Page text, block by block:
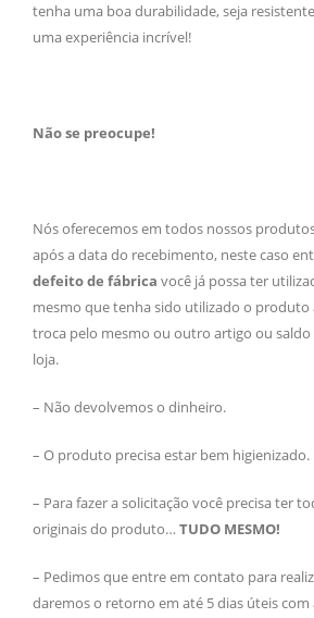
tenha uma boa durabilidade, seja
uma experiência incrível!
Não se preocupe!
Nós oferecemos em todos nossos
após a data do recebimento, neste caso
defeito de fábrica você já possa ter
mesmo que tenha sido utilizado o produto
troca pelo mesmo ou outro artigo ou
loja.
– Não devolvemos o dinheiro.
– O produto precisa estar bem higienizado.
– Para fazer a solicitação você precisa ter
originais do produto… TUDO MESMO!
– Pedimos que entre em contato para
daremos o retorno em até 5 dias úteis com